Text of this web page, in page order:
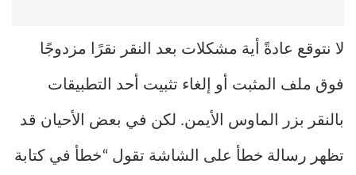
لا نتوقع عادةً أية مشكلات بعد النقر نقرًا مزدوجًا
فوق ملف المثبت أو إلغاء تثبيت أحد التطبيقات
بالنقر بزر الماوس الأيمن. لكن في بعض الأحيان قد
تظهر رسالة خطأ على الشاشة تقول “خطأ في كتابة